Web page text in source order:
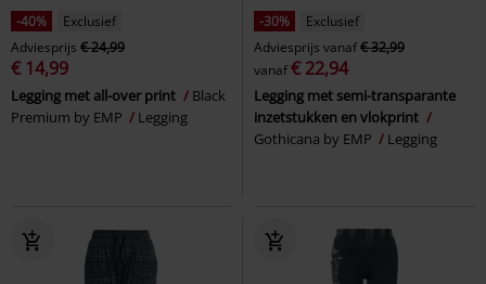
-40%
Exclusief
Adviesprijs € 24,99
€ 14,99
Legging met all-over print
Black
Premium by EMP
Legging
-30%
Exclusief
Adviesprijs vanaf€ 32,99
vanaf€ 22,94
Legging met semi-transparante
inzetstukken en vlokprint
Gothicana by EMP
Legging